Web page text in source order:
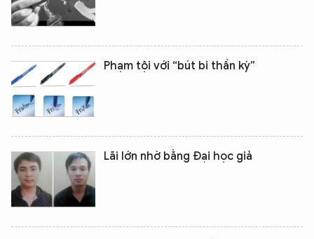
Phạm tội với “bút bi thần kỳ”
Lãi lớn nhờ bằng Đại học giả